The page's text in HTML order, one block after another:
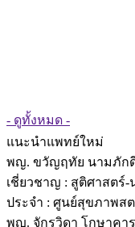
- ดูทั้งหมด -
แนะนำแพทย์ใหม่
พญ. ขวัญฤทัย นามภัก
เชี่ยวชาญ : สูติศาสตร์-
ประจำ : ศูนย์สุขภาพส
พญ. จักรวิดา โกษาคาร